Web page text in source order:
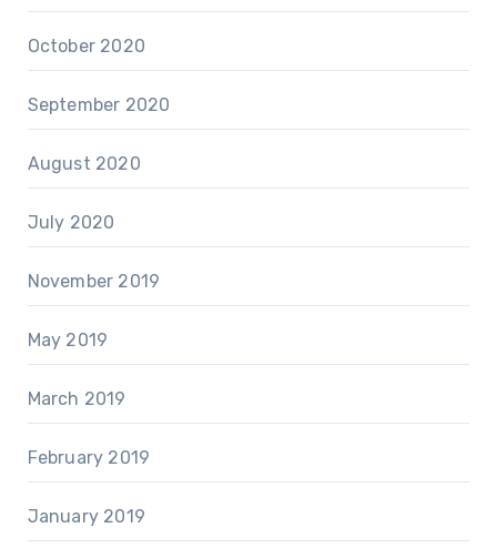
October 2020
September 2020
August 2020
July 2020
November 2019
May 2019
March 2019
February 2019
January 2019